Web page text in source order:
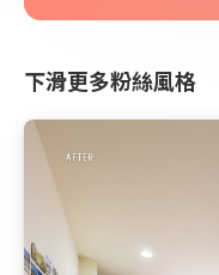
下滑更多粉絲風格